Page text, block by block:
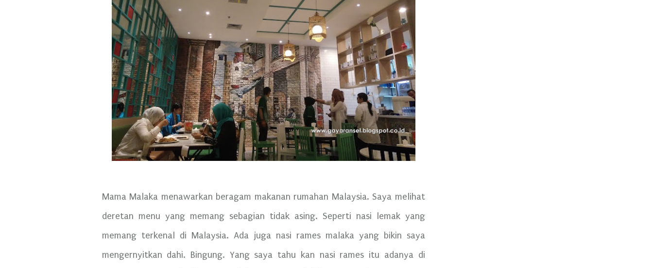
Mama Malaka menawarkan beragam makanan rumahan Malaysia. Saya melihat
deretan menu yang memang sebagian tidak asing. Seperti nasi lemak yang
memang terkenal di Malaysia. Ada juga nasi rames malaka yang bikin saya
mengernyitkan dahi. Bingung. Yang saya tahu kan nasi rames itu adanya di